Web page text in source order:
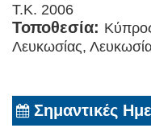
Τ.Κ. 2006
Τοποθεσία:
Λευκωσίας,
Σημαντικές